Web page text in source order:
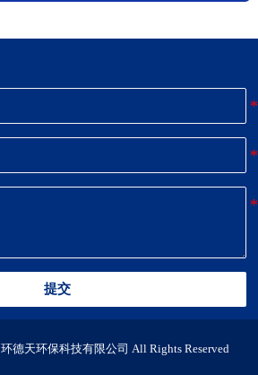
提交
德天环保科技有限公司 All Rights Reserved